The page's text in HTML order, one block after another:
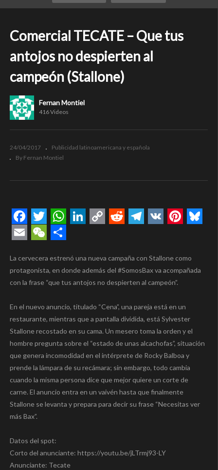
Comercial TECATE – Que tus
antojos no despierten al
campeón (Stallone)
Fernan Montiel
416 Videos
24/04/2017
Publicidad latinoamericana y española
By Fernan Montiel
Facebook
TwitterWhatsApp
La cervecera estrenó una nueva campaña con Stallone como
protagonista, en donde además del #SomosBax va acompañada
con la frase “que tus antojos no despierten al campeón”.
En el nuevo anuncio, titulado “Cena”, una pareja está en un
restaurante, mientras que a pantalla dividida, está Sylvester
Stallone recostado en su cama. Un mesero toma la orden y el
hombre pregunta sobre el “estado de unas alcachofas”, situación
que genera incomodidad en el intérprete de Rocky Balboa y
prende la lámpara de su recámara; sin embargo, todo cambia
cuando la misma persona dice que mejor quiere un corte de
carne. El anuncio entra en un vaivén hasta que finalmente
Stallone se levanta y prepara para decir su frase “Necesitas ver
más Bax”.
Datos del spot:
Corto del anunciante: https://youtu.be/jLTrmj93-LY
Anunciante: Tecate